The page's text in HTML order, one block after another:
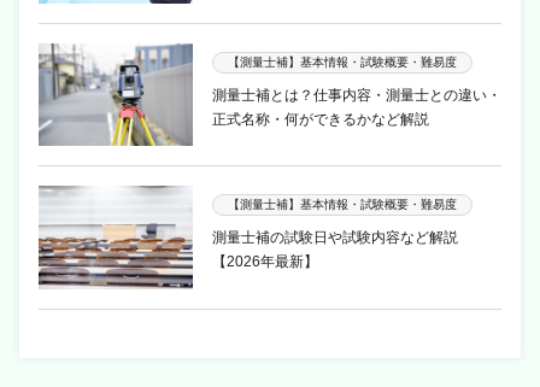
【測量士補】基本情報・試験概要・難易度
測量士補とは？仕事内容・測量士との違い・
正式名称・何ができるかなど解説
【測量士補】基本情報・試験概要・難易度
測量士補の試験日や試験内容など解説
【2026年最新】